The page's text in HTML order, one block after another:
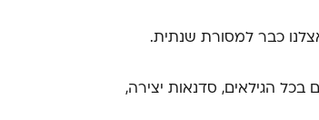
כבר למסורת שנתית.
בכל הגילאים, סדנאות יצירה,